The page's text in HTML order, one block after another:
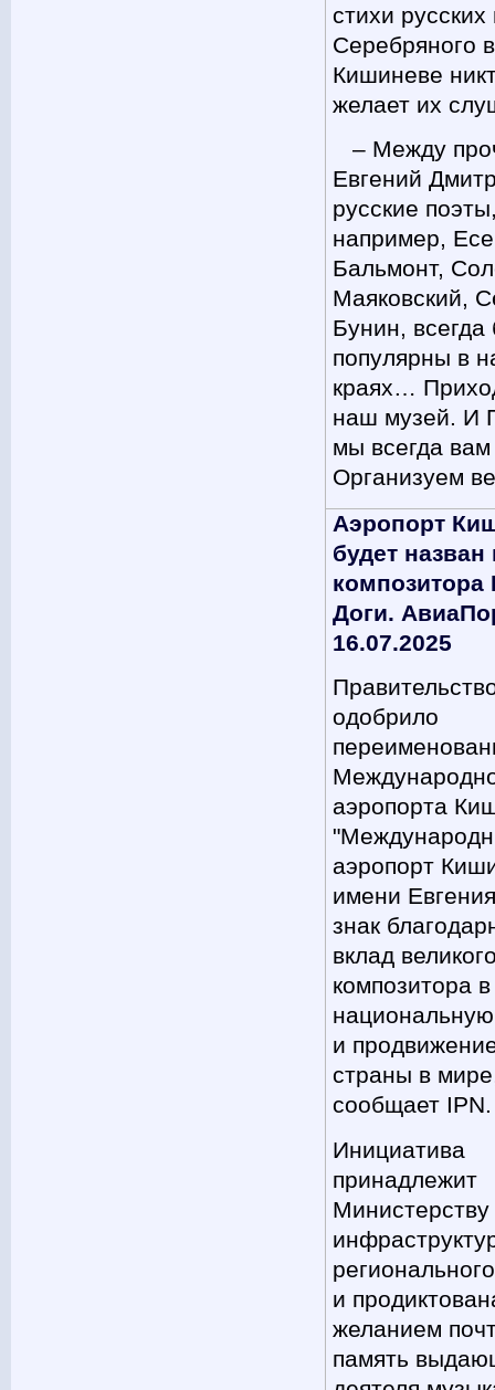
стихи русских
Серебряного
Кишиневе
желает их
– Между
Евгений
русские
например,
Бальмонт,
Маяковский,
Бунин,
популярны в
краях…
наш музей. И
мы всегда
Организуем
Аэропорт
будет назван
композитора
Доги.
16.07.2025
одобрило
аэропорта
аэропорт
имени
знак
вклад
композитора в
национальную
и
страны в
сообщает IPN.
Инициатива
принадлежит
Министерству
и
желанием
память